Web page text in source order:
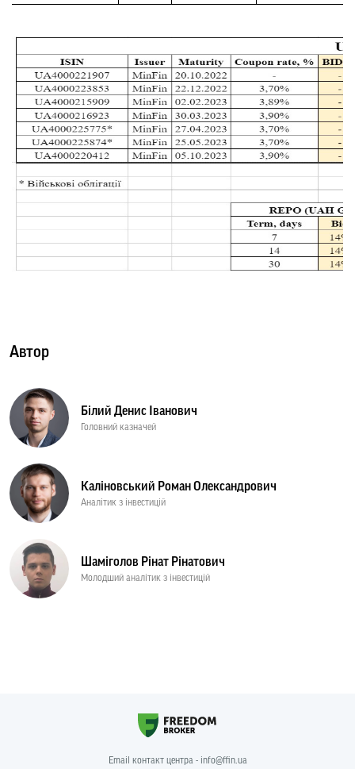
Автор
Білий Денис Іванович
Головний казначей
Каліновський Роман Олександрович
Аналітик з інвестицій
Шаміголов Рінат Рінатович
Молодший аналітик з інвестицій
Email контакт центра - info@ffin.ua